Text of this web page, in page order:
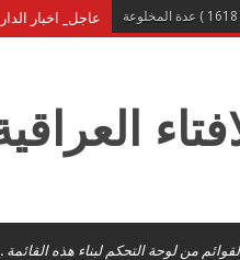
عاجل_ اخبار الدار
من لوحة التحكم لبناء هذه القائمة .